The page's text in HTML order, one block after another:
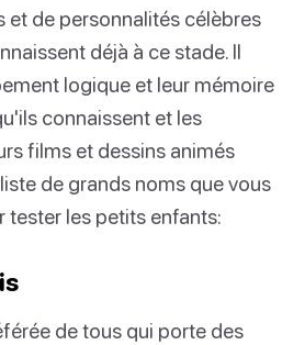
et de personnalités célèbres
déjà à ce stade. Il
logique et leur mémoire
connaissent et les
films et dessins animés
de grands noms que vous
tester les petits enfants:
de tous qui porte des